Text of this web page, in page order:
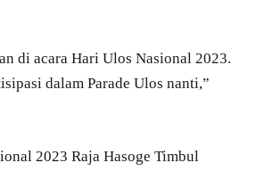
di acara Hari Ulos Nasional 2023.
dalam Parade Ulos nanti,”
2023 Raja Hasoge Timbul